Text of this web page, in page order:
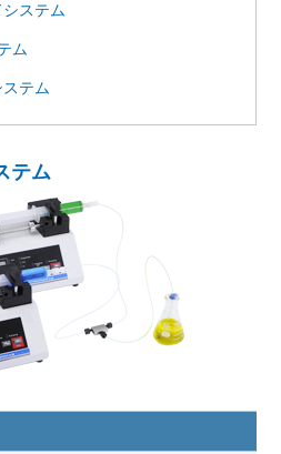
ステム
ム
テム
テム